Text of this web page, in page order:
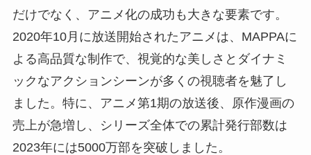
だけでなく、アニメ化の成功も大きな要素です。
2020年10月に放送開始されたアニメは、MAPPAに
よる高品質な制作で、視覚的な美しさとダイナミ
ックなアクションシーンが多くの視聴者を魅了し
ました。特に、アニメ第1期の放送後、原作漫画の
売上が急増し、シリーズ全体での累計発行部数は
2023年には5000万部を突破しました。